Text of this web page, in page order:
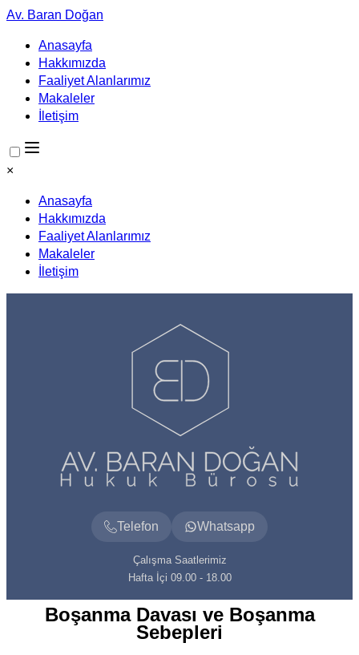
Av. Baran Doğan
Anasayfa
Hakkımızda
Faaliyet Alanlarımız
Makaleler
İletişim
×
Anasayfa
Hakkımızda
Faaliyet Alanlarımız
Makaleler
İletişim
Telefon Whatsapp
Çalışma Saatlerimiz
Hafta İçi 09.00 - 18.00
Boşanma Davası ve Boşanma
Sebepleri